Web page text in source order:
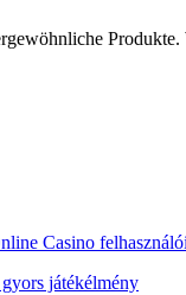
Casino
játékélmény